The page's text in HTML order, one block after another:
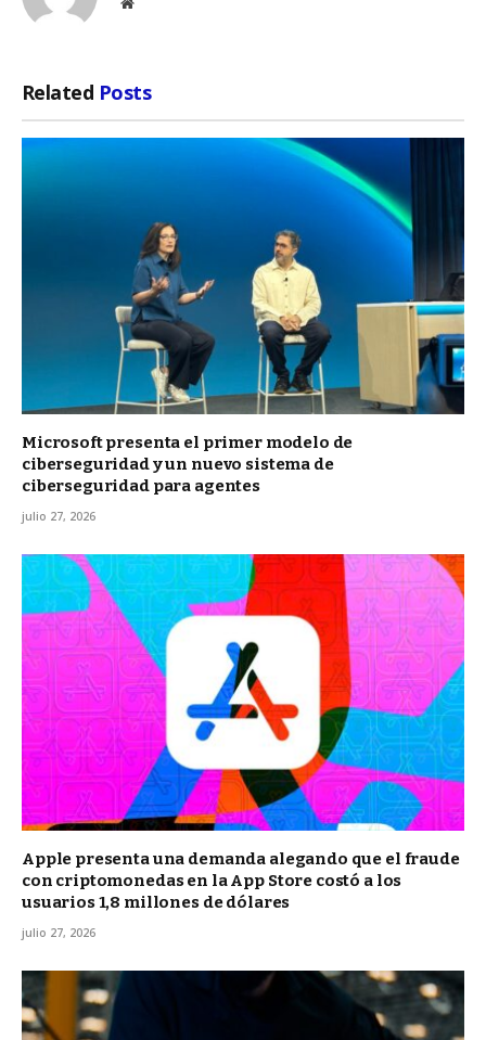
Related Posts
Microsoft presenta el primer modelo de
ciberseguridad y un nuevo sistema de
ciberseguridad para agentes
julio 27, 2026
Apple presenta una demanda alegando que el fraude
con criptomonedas en la App Store costó a los
usuarios 1,8 millones de dólares
julio 27, 2026